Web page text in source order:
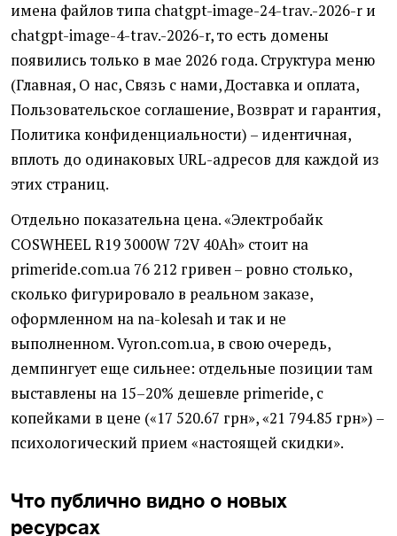
имена файлов типа chatgpt-image-24-trav.-2026-r и
chatgpt-image-4-trav.-2026-r, то есть домены
появились только в мае 2026 года. Структура меню
(Главная, О нас, Связь с нами, Доставка и оплата,
Пользовательское соглашение, Возврат и гарантия,
Политика конфиденциальности) – идентичная,
вплоть до одинаковых URL-адресов для каждой из
этих страниц.
Отдельно показательна цена. «Электробайк
COSWHEEL R19 3000W 72V 40Ah» стоит на
primeride.com.ua 76 212 гривен – ровно столько,
сколько фигурировало в реальном заказе,
оформленном на na-kolesah и так и не
выполненном. Vyron.com.ua, в свою очередь,
демпингует еще сильнее: отдельные позиции там
выставлены на 15–20% дешевле primeride, с
копейками в цене («17 520.67 грн», «21 794.85 грн») –
психологический прием «настоящей скидки».
Что публично видно о новых
ресурсах